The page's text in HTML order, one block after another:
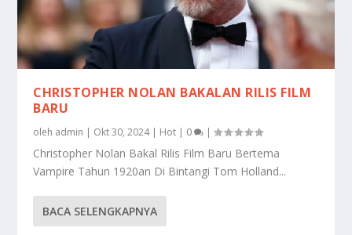
CHRISTOPHER NOLAN BAKALAN RILIS FILM
BARU
oleh admin | Okt 30, 2024| Hot | 0 |
Christopher Nolan Bakal Rilis Film Baru Bertema
Vampire Tahun 1920an Di Bintangi Tom Holland...
BACA SELENGKAPNYA